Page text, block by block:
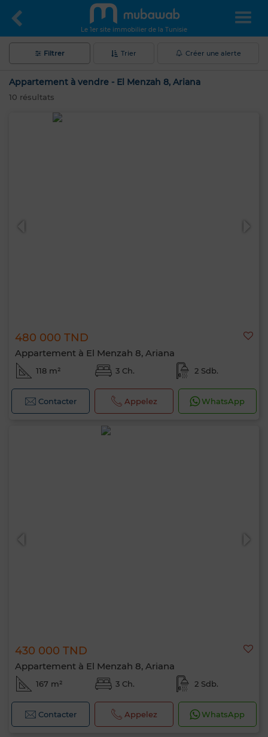
Le 1er site immobilier de la Tunisie
Filtrer Trier Créer une alerte
Appartement à vendre - El Menzah 8, Ariana
10 résultats
480 000 TND
Appartement à El Menzah 8, Ariana
118 m² 3 Ch. 2 Sdb.
Contacter Appelez WhatsApp
430 000 TND
Appartement à El Menzah 8, Ariana
167 m² 3 Ch. 2 Sdb.
Contacter Appelez WhatsApp